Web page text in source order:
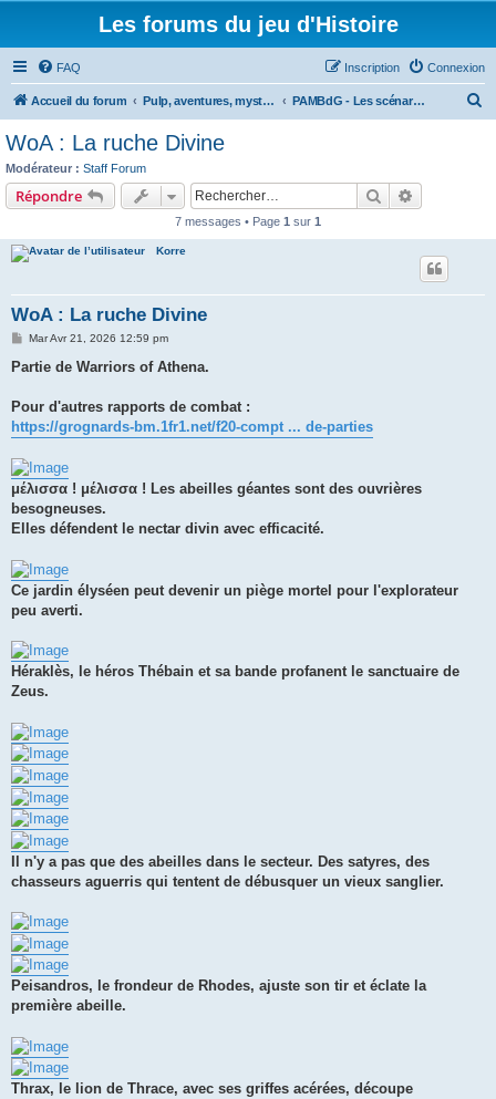
Les forums du jeu d'Histoire
FAQ Connexion
Inscription
Accueil du forum Pulp, aventures, mystères et boule de gomme PAMBdG - Les scénarios et les rapports de bataille
WoA : La ruche Divine
Modérateur : Staff Forum
Répondre Rechercher
7 messages • Page 1 sur 1
Korre
WoA : La ruche Divine
M
s
g
Mar Avr 21, 2026 12:59 pm
Partie de Warriors of Athena.
Pour d'autres rapports de combat :
https://grognards-bm.1fr1.net/f20-compt ... de-parties
μέλισσα ! μέλισσα ! Les abeilles géantes sont des ouvrières
besogneuses.
Elles défendent le nectar divin avec efficacité.
Ce jardin élyséen peut devenir un piège mortel pour l'explorateur
peu averti.
Héraklès, le héros Thébain et sa bande profanent le sanctuaire de
Zeus.
Il n'y a pas que des abeilles dans le secteur. Des satyres, des
chasseurs aguerris qui tentent de débusquer un vieux sanglier.
Peisandros, le frondeur de Rhodes, ajuste son tir et éclate la
première abeille.
Thrax, le lion de Thrace, avec ses griffes acérées, découpe